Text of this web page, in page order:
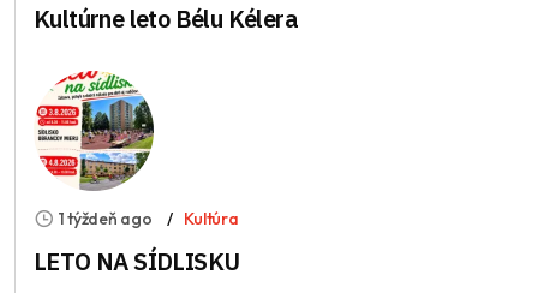
Kultúrne leto Bélu Kélera
1 týždeň ago Kultúra
LETO NA SÍDLISKU